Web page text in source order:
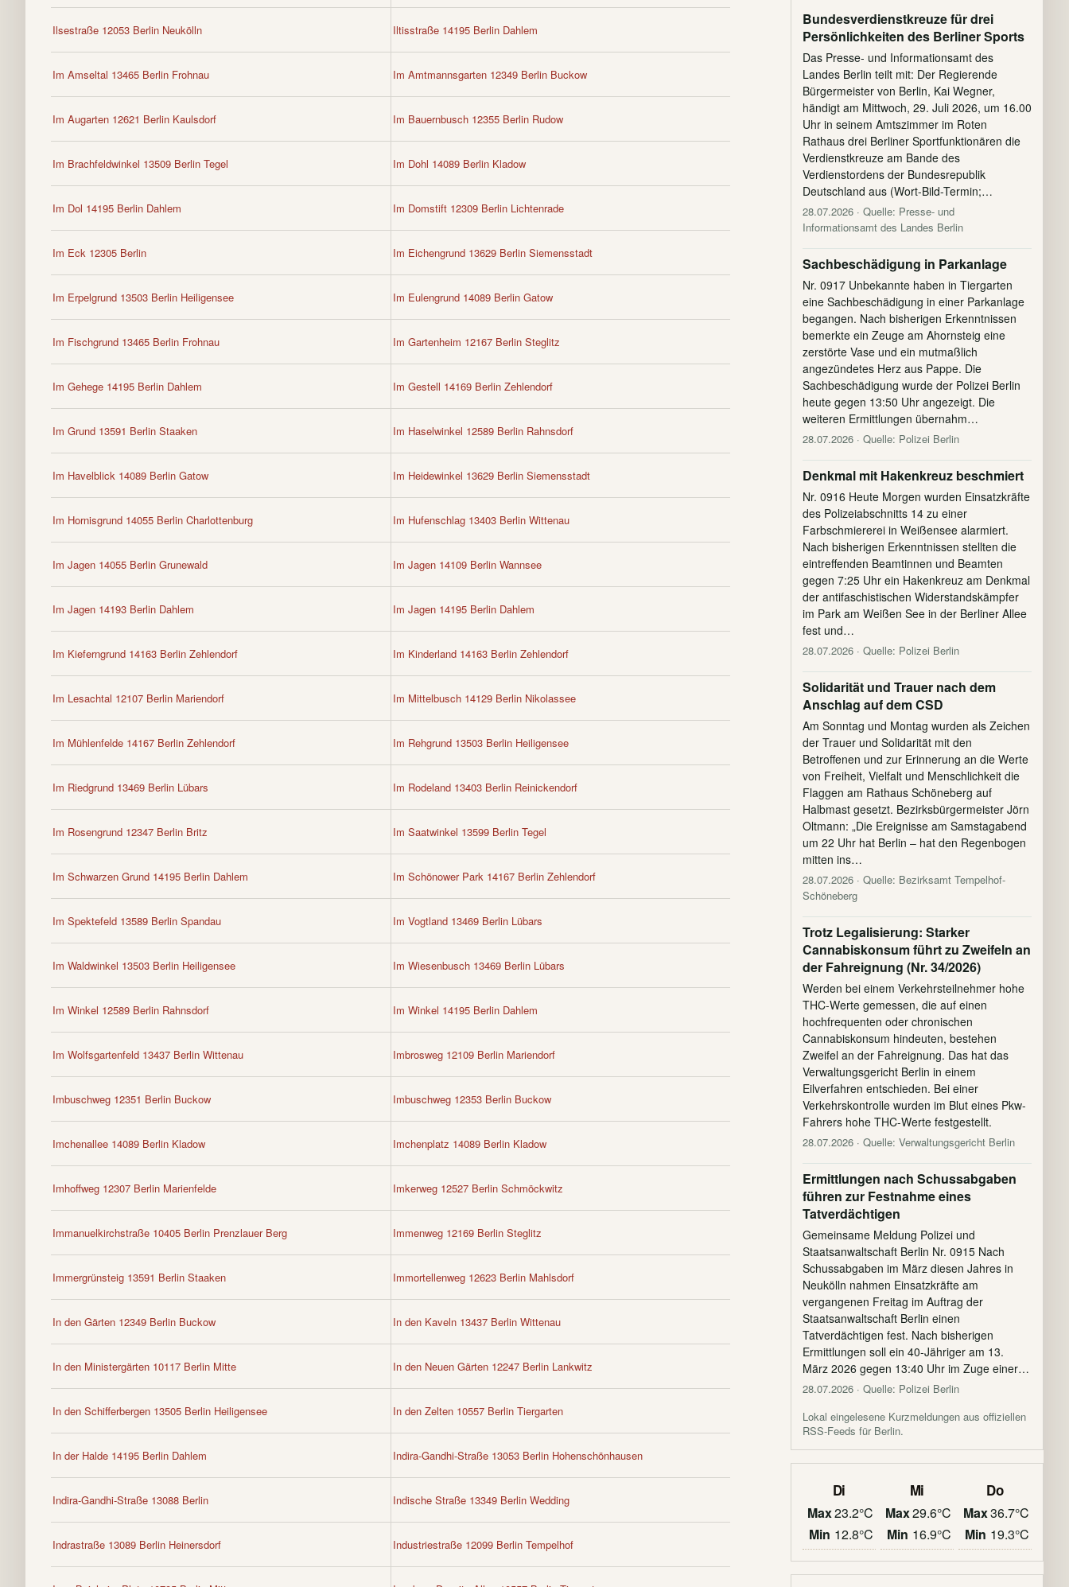
Bundesverdienstkreuze für drei
Persönlichkeiten des Berliner Sports
Das Presse- und Informationsamt des
Landes Berlin teilt mit: Der Regierende
Bürgermeister von Berlin, Kai Wegner,
händigt am Mittwoch, 29. Juli 2026, um 16.00
Uhr in seinem Amtszimmer im Roten
Rathaus drei Berliner Sportfunktionären die
Verdienstkreuze am Bande des
Verdienstordens der Bundesrepublik
Deutschland aus (Wort-Bild-Termin;…
28.07.2026 · Quelle: Presse- und
Informationsamt des Landes Berlin
Sachbeschädigung in Parkanlage
Nr. 0917 Unbekannte haben in Tiergarten
eine Sachbeschädigung in einer Parkanlage
begangen. Nach bisherigen Erkenntnissen
bemerkte ein Zeuge am Ahornsteig eine
zerstörte Vase und ein mutmaßlich
angezündetes Herz aus Pappe. Die
Sachbeschädigung wurde der Polizei Berlin
heute gegen 13:50 Uhr angezeigt. Die
weiteren Ermittlungen übernahm…
28.07.2026 · Quelle: Polizei Berlin
Denkmal mit Hakenkreuz beschmiert
Nr. 0916 Heute Morgen wurden Einsatzkräfte
des Polizeiabschnitts 14 zu einer
Farbschmiererei in Weißensee alarmiert.
Nach bisherigen Erkenntnissen stellten die
eintreffenden Beamtinnen und Beamten
gegen 7:25 Uhr ein Hakenkreuz am Denkmal
der antifaschistischen Widerstandskämpfer
im Park am Weißen See in der Berliner Allee
fest und…
28.07.2026 · Quelle: Polizei Berlin
Solidarität und Trauer nach dem
Anschlag auf dem CSD
Am Sonntag und Montag wurden als Zeichen
der Trauer und Solidarität mit den
Betroffenen und zur Erinnerung an die Werte
von Freiheit, Vielfalt und Menschlichkeit die
Flaggen am Rathaus Schöneberg auf
Halbmast gesetzt. Bezirksbürgermeister Jörn
Oltmann: „Die Ereignisse am Samstagabend
um 22 Uhr hat Berlin – hat den Regenbogen
mitten ins…
28.07.2026 · Quelle: Bezirksamt Tempelhof-
Schöneberg
Trotz Legalisierung: Starker
Cannabiskonsum führt zu Zweifeln an
der Fahreignung (Nr. 34/2026)
Werden bei einem Verkehrsteilnehmer hohe
THC-Werte gemessen, die auf einen
hochfrequenten oder chronischen
Cannabiskonsum hindeuten, bestehen
Zweifel an der Fahreignung. Das hat das
Verwaltungsgericht Berlin in einem
Eilverfahren entschieden. Bei einer
Verkehrskontrolle wurden im Blut eines Pkw-
Fahrers hohe THC-Werte festgestellt.
28.07.2026 · Quelle: Verwaltungsgericht Berlin
Ermittlungen nach Schussabgaben
führen zur Festnahme eines
Tatverdächtigen
Gemeinsame Meldung Polizei und
Staatsanwaltschaft Berlin Nr. 0915 Nach
Schussabgaben im März diesen Jahres in
Neukölln nahmen Einsatzkräfte am
vergangenen Freitag im Auftrag der
Staatsanwaltschaft Berlin einen
Tatverdächtigen fest. Nach bisherigen
Ermittlungen soll ein 40-Jähriger am 13.
März 2026 gegen 13:40 Uhr im Zuge einer…
28.07.2026 · Quelle: Polizei Berlin
Lokal eingelesene Kurzmeldungen aus offiziellen
RSS-Feeds für Berlin.
Di
Max23.2°C
Min 12.8°C
Mi
Max29.6°C
Min 16.9°C
Do
Max36.7°C
Min 19.3°C
Ilsestraße 12053 Berlin Neukölln Iltisstraße 14195 Berlin Dahlem
Im Amseltal 13465 Berlin Frohnau Im Amtmannsgarten 12349 Berlin Buckow
Im Augarten 12621 Berlin Kaulsdorf Im Bauernbusch 12355 Berlin Rudow
Im Brachfeldwinkel 13509 Berlin Tegel Im Dohl 14089 Berlin Kladow
Im Dol 14195 Berlin Dahlem Im Domstift 12309 Berlin Lichtenrade
Im Eck 12305 Berlin Im Eichengrund 13629 Berlin Siemensstadt
Im Erpelgrund 13503 Berlin Heiligensee Im Eulengrund 14089 Berlin Gatow
Im Fischgrund 13465 Berlin Frohnau Im Gartenheim 12167 Berlin Steglitz
Im Gehege 14195 Berlin Dahlem Im Gestell 14169 Berlin Zehlendorf
Im Grund 13591 Berlin Staaken Im Haselwinkel 12589 Berlin Rahnsdorf
Im Havelblick 14089 Berlin Gatow Im Heidewinkel 13629 Berlin Siemensstadt
Im Hornisgrund 14055 Berlin Charlottenburg Im Hufenschlag 13403 Berlin Wittenau
Im Jagen 14055 Berlin Grunewald Im Jagen 14109 Berlin Wannsee
Im Jagen 14193 Berlin Dahlem Im Jagen 14195 Berlin Dahlem
Im Kieferngrund 14163 Berlin Zehlendorf Im Kinderland 14163 Berlin Zehlendorf
Im Lesachtal 12107 Berlin Mariendorf Im Mittelbusch 14129 Berlin Nikolassee
Im Mühlenfelde 14167 Berlin Zehlendorf Im Rehgrund 13503 Berlin Heiligensee
Im Riedgrund 13469 Berlin Lübars Im Rodeland 13403 Berlin Reinickendorf
Im Rosengrund 12347 Berlin Britz Im Saatwinkel 13599 Berlin Tegel
Im Schwarzen Grund 14195 Berlin Dahlem Im Schönower Park 14167 Berlin Zehlendorf
Im Spektefeld 13589 Berlin Spandau Im Vogtland 13469 Berlin Lübars
Im Waldwinkel 13503 Berlin Heiligensee Im Wiesenbusch 13469 Berlin Lübars
Im Winkel 12589 Berlin Rahnsdorf Im Winkel 14195 Berlin Dahlem
Im Wolfsgartenfeld 13437 Berlin Wittenau Imbrosweg 12109 Berlin Mariendorf
Imbuschweg 12351 Berlin Buckow Imbuschweg 12353 Berlin Buckow
Imchenallee 14089 Berlin Kladow Imchenplatz 14089 Berlin Kladow
Imhoffweg 12307 Berlin Marienfelde Imkerweg 12527 Berlin Schmöckwitz
Immanuelkirchstraße 10405 Berlin Prenzlauer Berg Immenweg 12169 Berlin Steglitz
Immergrünsteig 13591 Berlin Staaken Immortellenweg 12623 Berlin Mahlsdorf
In den Gärten 12349 Berlin Buckow In den Kaveln 13437 Berlin Wittenau
In den Ministergärten 10117 Berlin Mitte In den Neuen Gärten 12247 Berlin Lankwitz
In den Schifferbergen 13505 Berlin Heiligensee In den Zelten 10557 Berlin Tiergarten
In der Halde 14195 Berlin Dahlem Indira-Gandhi-Straße 13053 Berlin Hohenschönhausen
Indira-Gandhi-Straße 13088 Berlin Indische Straße 13349 Berlin Wedding
Indrastraße 13089 Berlin Heinersdorf Industriestraße 12099 Berlin Tempelhof